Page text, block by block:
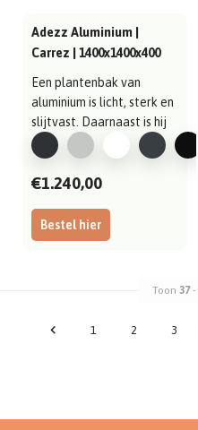
Adezz Aluminium |
Carrez | 1400x1400x400
Een plantenbak van
aluminium is licht, sterk en
slijtvast. Daarnaast is hij
gema..
Bestel hier
€1.240,00
Toon 37-
1 2 3